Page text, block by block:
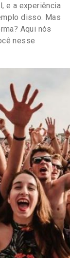
e a experiência
disso. Mas
Aqui nós
nesse